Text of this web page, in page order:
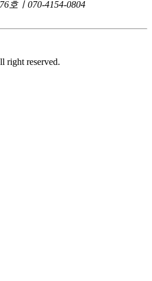
호ㅣ070-4154-0804
right reserved.